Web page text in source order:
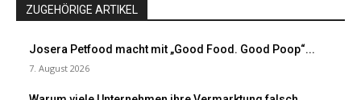
ZUGEHÖRIGE ARTIKEL
Josera Petfood macht mit „Good Food. Good Poop“...
7. August 2026